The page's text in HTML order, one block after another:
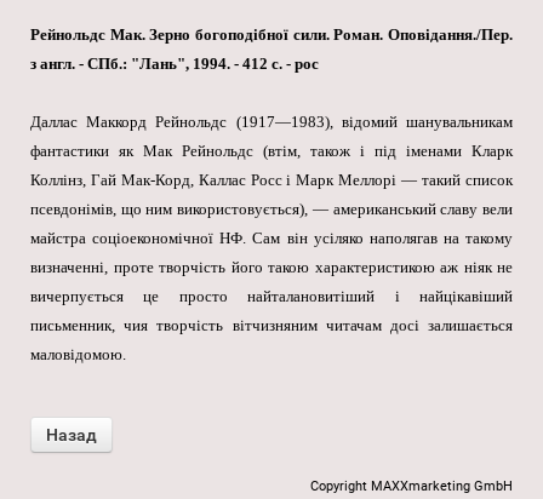
Рейнольдс Мак. Зерно богоподібної сили. Роман. Оповідання./Пер.
з англ. - СПб.: "Лань", 1994. - 412 с. - рос
Даллас Маккорд Рейнольдс (1917—1983), відомий шанувальникам
фантастики як Мак Рейнольдс (втім, також і під іменами Кларк
Коллінз, Гай Мак-Корд, Каллас Росс і Марк Меллорі — такий список
псевдонімів, що ним використовується), — американський славу вели
майстра соціоекономічної НФ. Сам він усіляко наполягав на такому
визначенні, проте творчість його такою характеристикою аж ніяк не
вичерпується це просто найталановитіший і найцікавіший
письменник, чия творчість вітчизняним читачам досі залишається
маловідомою.
Copyright MAXXmarketing GmbH